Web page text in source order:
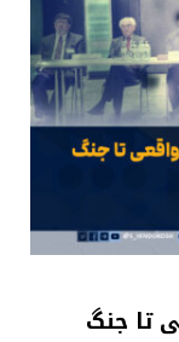
تا جنگ